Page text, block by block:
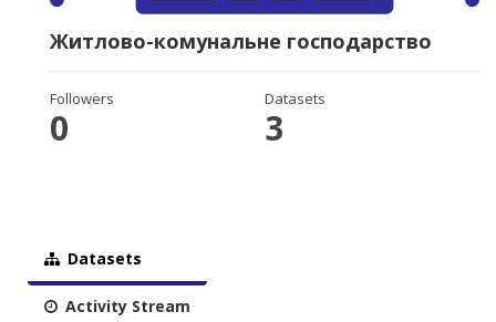
Житлово-комунальне господарство
Followers
0
Datasets
3
Datasets
Activity Stream